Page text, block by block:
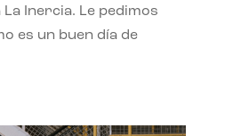
Inercia. Le pedimos
es un buen día de